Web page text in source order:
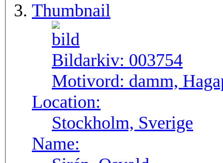
Thumbnail
Bildarkiv: 003754
Motivord: damm,
Location:
Stockholm, Sverige
Name: